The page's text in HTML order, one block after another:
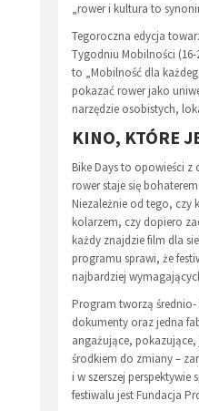
„rower i kultura to
Tegoroczna edycja
Tygodniu Mobilności
to „Mobilność dla
pokazać rower jako
narzędzie osobistych,
KINO, KTÓRE
Bike Days to opowieści z
rower staje się
Niezależnie od tego, czy
kolarzem, czy dopiero
każdy znajdzie film dla
programu sprawi, że
najbardziej
Program tworzą
dokumenty oraz jedna
angażujące,
środkiem do zmiany –
i w szerszej perspektywie
festiwalu jest Fundacja